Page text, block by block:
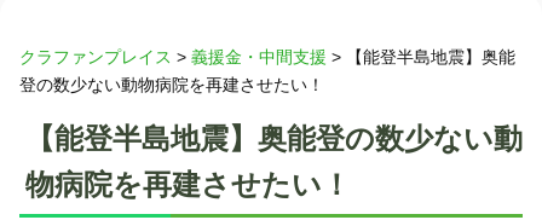
クラファンプレイス > 義援金・中間支援 >
【能登半島地震】奥能
登の数少ない動物病院を再建させたい！
【能登半島地震】奥能登の数少ない動
物病院を再建させたい！